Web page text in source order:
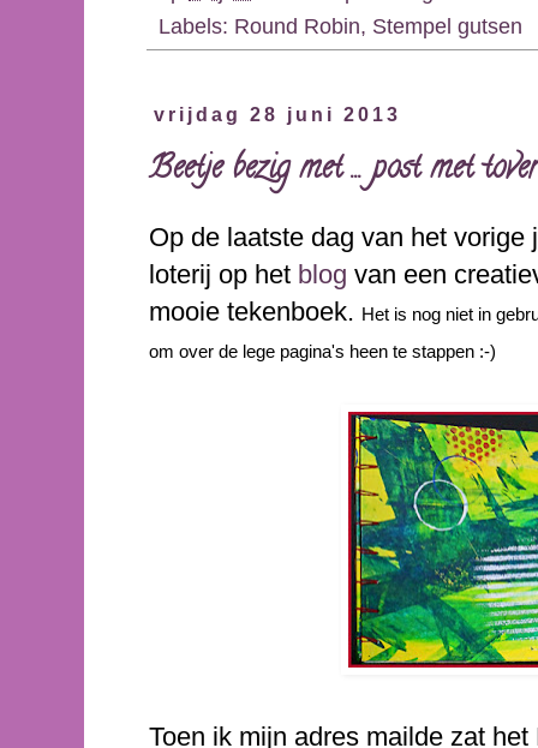
Labels: Round Robin, Stempel gutsen
vrijdag 28 juni 2013
Beetje bezig met ... post met
Op de laatste dag van het
loterij op het blog van een
mooie tekenboek. Het is nog niet in
om over de lege pagina's heen te stappen :-)
Toen ik mijn adres mailde zat